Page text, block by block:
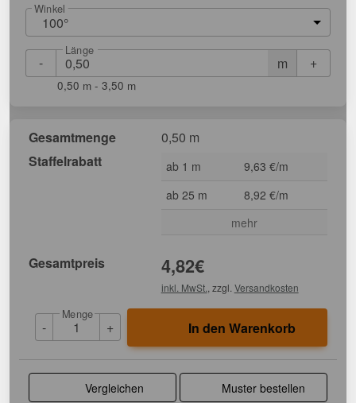
Winkel
100°
- m
Länge
+
0,50 m - 3,50 m
Gesamtmenge
0,50 m
Staffelrabatt
ab 1 m
9,63 €/m
ab 25 m
8,92 €/m
mehr
Gesamtpreis 4,82€
inkl. MwSt. , zzgl. Versandkosten
-
Menge
+ In den Warenkorb
Vergleichen Muster bestellen